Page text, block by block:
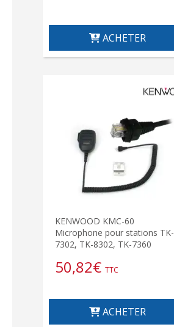
ACHETER
KENWOOD KMC-60
Microphone pour stations TK-
7302, TK-8302, TK-7360
50,82€ TTC
ACHETER